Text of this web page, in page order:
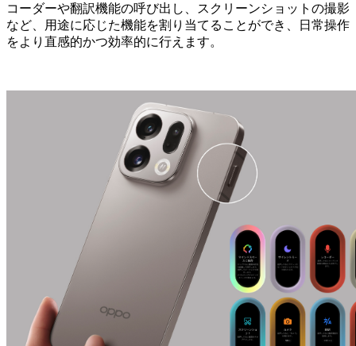
コーダーや翻訳機能の呼び出し、スクリーンショットの撮影
など、用途に応じた機能を割り当てることができ、日常操作
をより直感的かつ効率的に行えます。